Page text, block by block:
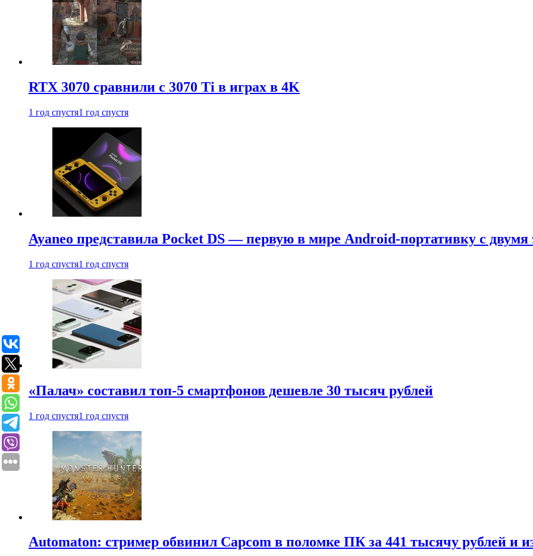
RTX 3070 сравнили с 3070 Ti в играх в 4K
1 год спустя1 год спустя
Ayaneo представила Pocket DS — первую в мире Android-портативку с двумя
1 год спустя1 год спустя
«Палач» составил топ-5 смартфонов дешевле 30 тысяч рублей
1 год спустя1 год спустя
Automaton: стример обвинил Capcom в поломке ПК за 441 тысячу рублей и